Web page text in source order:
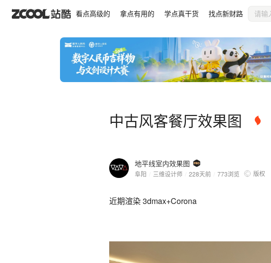
看点高级的 拿点有用的 学点真干货 找点新财路
中古风客餐厅效果图
地平线室内效果图
阜阳 三维设计师 228天前 773浏览 版权
中古风客餐厅效果图
近期渲染 3dmax+Corona